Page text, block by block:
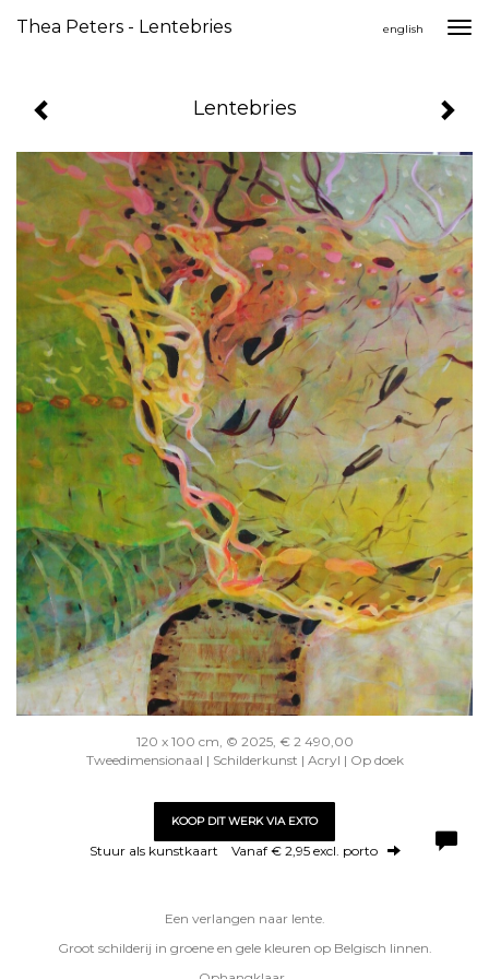
Thea Peters - Lentebries english
Lentebries
120 x 100 cm, © 2025, € 2 490,00
Tweedimensionaal | Schilderkunst | Acryl | Op doek
KOOP DIT WERK VIA EXTO
Stuur als kunstkaart Vanaf € 2,95 excl. porto
Een verlangen naar lente.
Groot schilderij in groene en gele kleuren op Belgisch linnen.